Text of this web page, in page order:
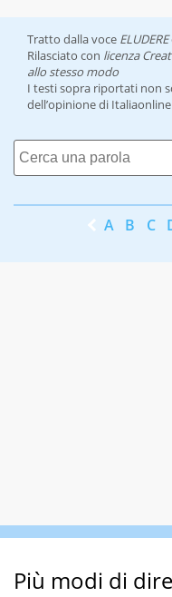
Tratto dalla voce ELUDERE
Rilasciato con licenza
allo stesso modo
I testi sopra riportati non
dell’opinione di Italiaonline
A B C
Più modi di